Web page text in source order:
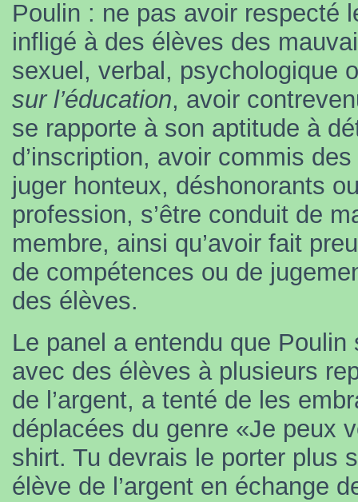
Poulin : ne pas avoir respecté
infligé à des élèves des
sexuel, verbal, psychologique
sur l’éducation, avoir
se rapporte à son aptitude à
d’inscription, avoir commis
juger honteux, déshonorants
profession, s’être conduit de
membre, ainsi qu’avoir fait
de compétences ou de
des élèves.
Le panel a entendu que
avec des élèves à plusieurs
de l’argent, a tenté de les
déplacées du genre «Je peux
shirt. Tu devrais le porter plus
élève de l’argent en échange